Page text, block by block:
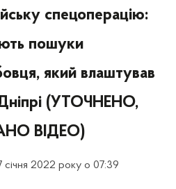
спецоперацію:
пошуки
який влаштував
(УТОЧНЕНО,
ВІДЕО)
січня 2022 року о 07:39